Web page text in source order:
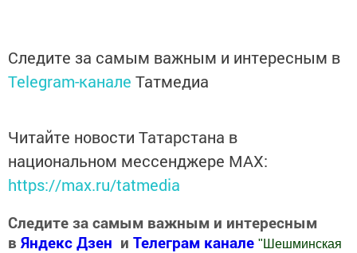
Следите за самым важным и интересным в
Telegram-канале Татмедиа
Читайте новости Татарстана в
национальном мессенджере MАХ:
https://max.ru/tatmedia
Следите за самым важным и интересным
в Яндекс Дзен и Телеграм канале " Шешминская